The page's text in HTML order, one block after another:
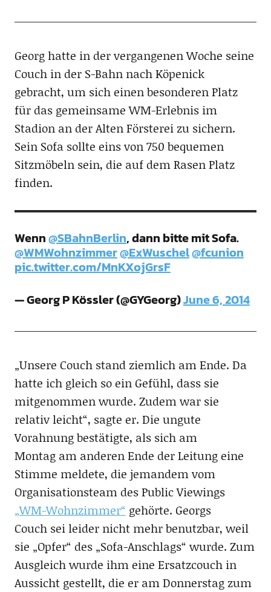
Georg hatte in der vergangenen Woche seine
Couch in der S-Bahn nach Köpenick
gebracht, um sich einen besonderen Platz
für das gemeinsame WM-Erlebnis im
Stadion an der Alten Försterei zu sichern.
Sein Sofa sollte eins von 750 bequemen
Sitzmöbeln sein, die auf dem Rasen Platz
finden.
Wenn@SBahnBerlin, dann bitte mit Sofa.
@WMWohnzimmer@ExWuschel@fcunion
pic.twitter.com/MnKXojGrsF
— Georg P Kössler (@GYGeorg)June 6, 2014
„Unsere Couch stand ziemlich am Ende. Da
hatte ich gleich so ein Gefühl, dass sie
mitgenommen wurde. Zudem war sie
relativ leicht“, sagte er. Die ungute
Vorahnung bestätigte, als sich am
Montag am anderen Ende der Leitung eine
Stimme meldete, die jemandem vom
Organisationsteam des Public Viewings
„WM-Wohnzimmer“ gehörte. Georgs
Couch sei leider nicht mehr benutzbar, weil
sie „Opfer“ des „Sofa-Anschlags“ wurde. Zum
Ausgleich wurde ihm eine Ersatzcouch in
Aussicht gestellt, die er am Donnerstag zum